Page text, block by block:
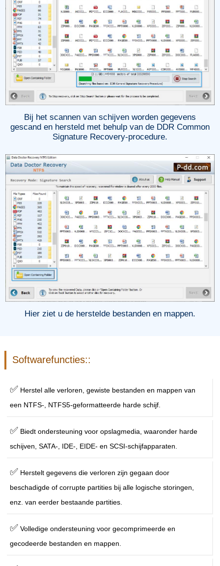
Bij het scannen van schijven worden gegevens
gescand en hersteld met behulp van de DDR Common
Signature Recovery-procedure.
Hier ziet u de herstelde bestanden en mappen.
Softwarefuncties::
✅ Herstel alle verloren, gewiste bestanden en mappen van
een NTFS-, NTFS5-geformatteerde harde schijf.
✅ Biedt ondersteuning voor opslagmedia, waaronder harde
schijven, SATA-, IDE-, EIDE- en SCSI-schijfapparaten.
✅ Herstelt gegevens die verloren zijn gegaan door
beschadigde of corrupte partities bij alle logische storingen,
enz. van eerder bestaande partities.
✅ Volledige ondersteuning voor gecomprimeerde en
gecodeerde bestanden en mappen.